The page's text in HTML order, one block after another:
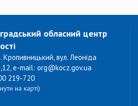
обласний центр
Кропивницький, вул. Леоніда
e-mail: org@kocz.gov.ua
219-720
на карті)